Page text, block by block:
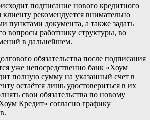
подписание нового кредитного
рекомендуется внимательно
пунктами документа, а также задать
вопросы работнику структуры, во
в дальнейшем.
обязательства после подписания
уже непосредственно банк «Хоум
полную сумму на указанный счет в
остаётся лишь удостовериться в их
свои обязательства по новому
Кредит» согласно графику